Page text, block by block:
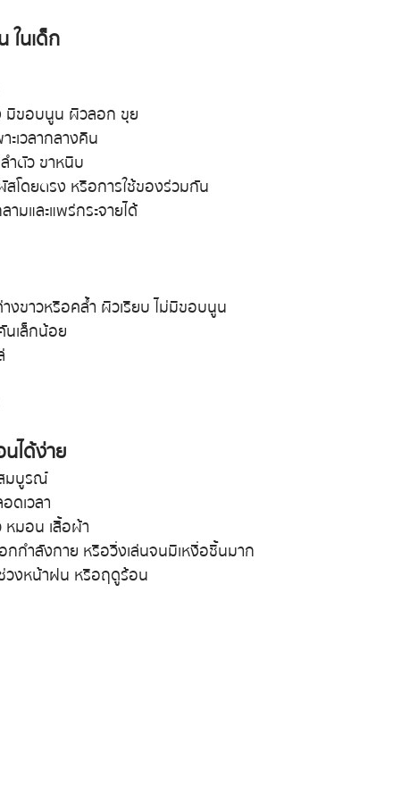
ในเด็ก
ขอบนูน ผิวลอก ขุย
เวลากลางคืน
ำตัว ขาหนีบ
โดยตรง หรือการใช้ของร่วมกัน
มและแพร่กระจายได้
ขาวหรือคล้ำ ผิวเรียบ ไม่มีขอบนูน
เล็กน้อย
ได้ง่าย
มบูรณ์
ดเวลา
หมอน เสื้อผ้า
กำลังกาย หรือวิ่งเล่นจนมีเหงื่อชื้นมาก
วงหน้าฝน หรือฤดูร้อน